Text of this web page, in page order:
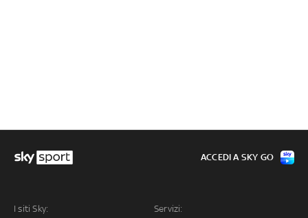
I siti Sky: Servizi:
ACCEDI A SKY GO